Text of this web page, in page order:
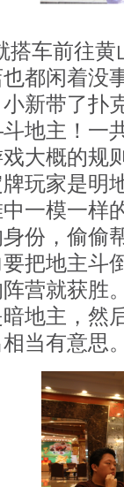
搭车前往
都闲着没
新带了扑
地主！一
大概的规
玩家是明
一模一样
份，偷偷
把地主斗
营就获胜
地主，然
当有意思